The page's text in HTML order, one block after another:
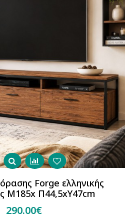
Forge ελληνικής
Μ185x Π44,5xΥ47cm
290.00€